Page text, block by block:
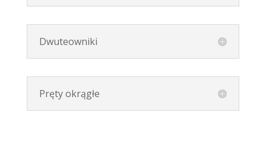
Dwuteowniki
Pręty okrągłe